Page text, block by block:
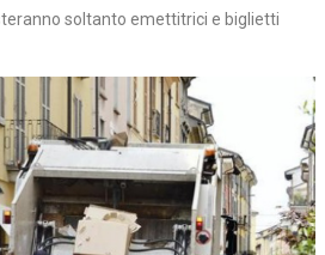
soltanto emettitrici e biglietti